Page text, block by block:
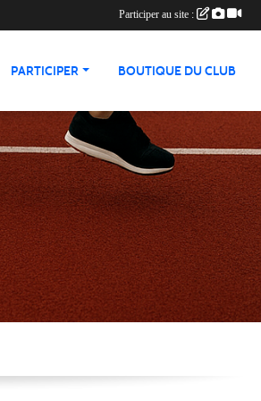
PARTICIPER BOUTIQUE DU CLUB
Participer au site :